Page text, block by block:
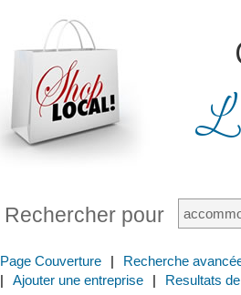
Rechercher pour
Page Couverture | Recherche
|
Ajouter une entreprise | Resultats